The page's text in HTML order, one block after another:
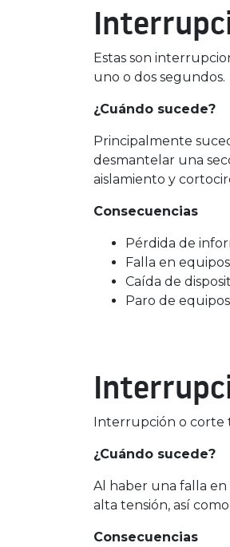
Estas son
uno o dos segundos.
¿Cuándo sucede?
Principalmente
desmantelar una
aislamiento y
Consecuencias
Pérdida de
Falla en
Caída de
Paro de equipos
Interrupción o corte
¿Cuándo sucede?
Al haber una falla
alta tensión, así
Consecuencias